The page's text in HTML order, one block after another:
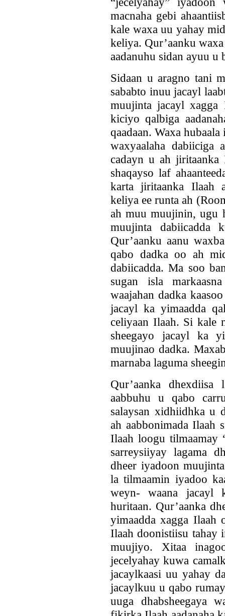
macnaha gebi
kale waxa uu yahay
keliya. Qur’aanku
aadanuhu sidan ayuu u
Sidaan u aragno tani
sababto inuu jacayl
muujinta jacayl
kiciyo qalbiga
qaadaan. Waxa
waxyaalaha
cadayn u ah jiritaanka
shaqayso laf
karta jiritaanka Ilaah
keliya ee runta ah
ah muu muujinin, ugu
muujinta dabiicadda
Qur’aanku aanu
qabo dadka oo ah
dabiicadda. Ma soo
sugan isla
waajahan dadka
jacayl ka yimaadda
celiyaan Ilaah. Si kale
sheegayo jacayl ka
muujinao dadka.
marnaba laguma
Qur’aanka
aabbuhu u qabo
salaysan xidhiidhka u
ah aabbonimada Ilaah
Ilaah loogu tilmaamay
sarreysiiyay lagama
dheer iyadoon
la tilmaamin iyadoo
weyn- waana jacayl
huritaan. Qur’aanka
yimaadda xagga Ilaah
Ilaah doonistiisu tahay
muujiyo. Xitaa
jecelyahay kuwa
jacaylkaasi uu yahay
jacaylkuu u qabo
uuga dhabsheegaya